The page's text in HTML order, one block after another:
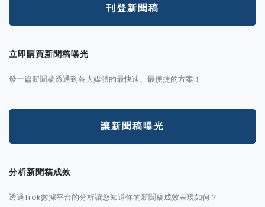
刊登新聞稿
立即購買新聞稿曝光
發一篇新聞稿透通到各大媒體的最快速、最便捷的方案！
讓新聞稿曝光
分析新聞稿成效
透過Trek數據平台的分析讓您知道你的新聞稿成效表現如何？